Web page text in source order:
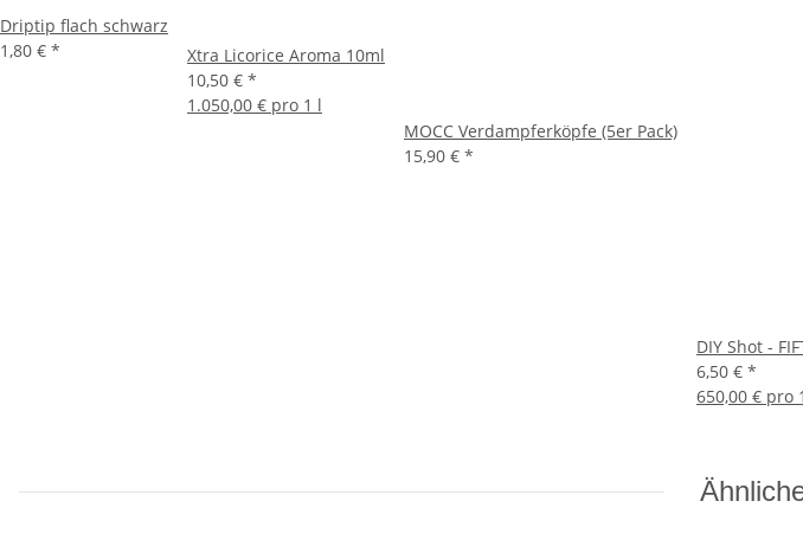
Driptip flach schwarz
1,80 € *
Xtra Licorice Aroma 10ml
10,50 € *
1.050,00 € pro 1 l
MOCC Verdampferköpfe (5er Pack)
15,90 € *
DIY Shot -
6,50 € *
650,00 € pro